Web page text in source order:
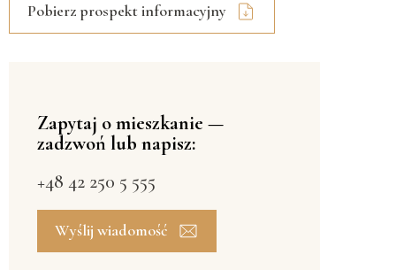
Pobierz prospekt informacyjny
Zapytaj o mieszkanie —
zadzwoń lub napisz:
+48 42 250 5 555
Wyślij wiadomość